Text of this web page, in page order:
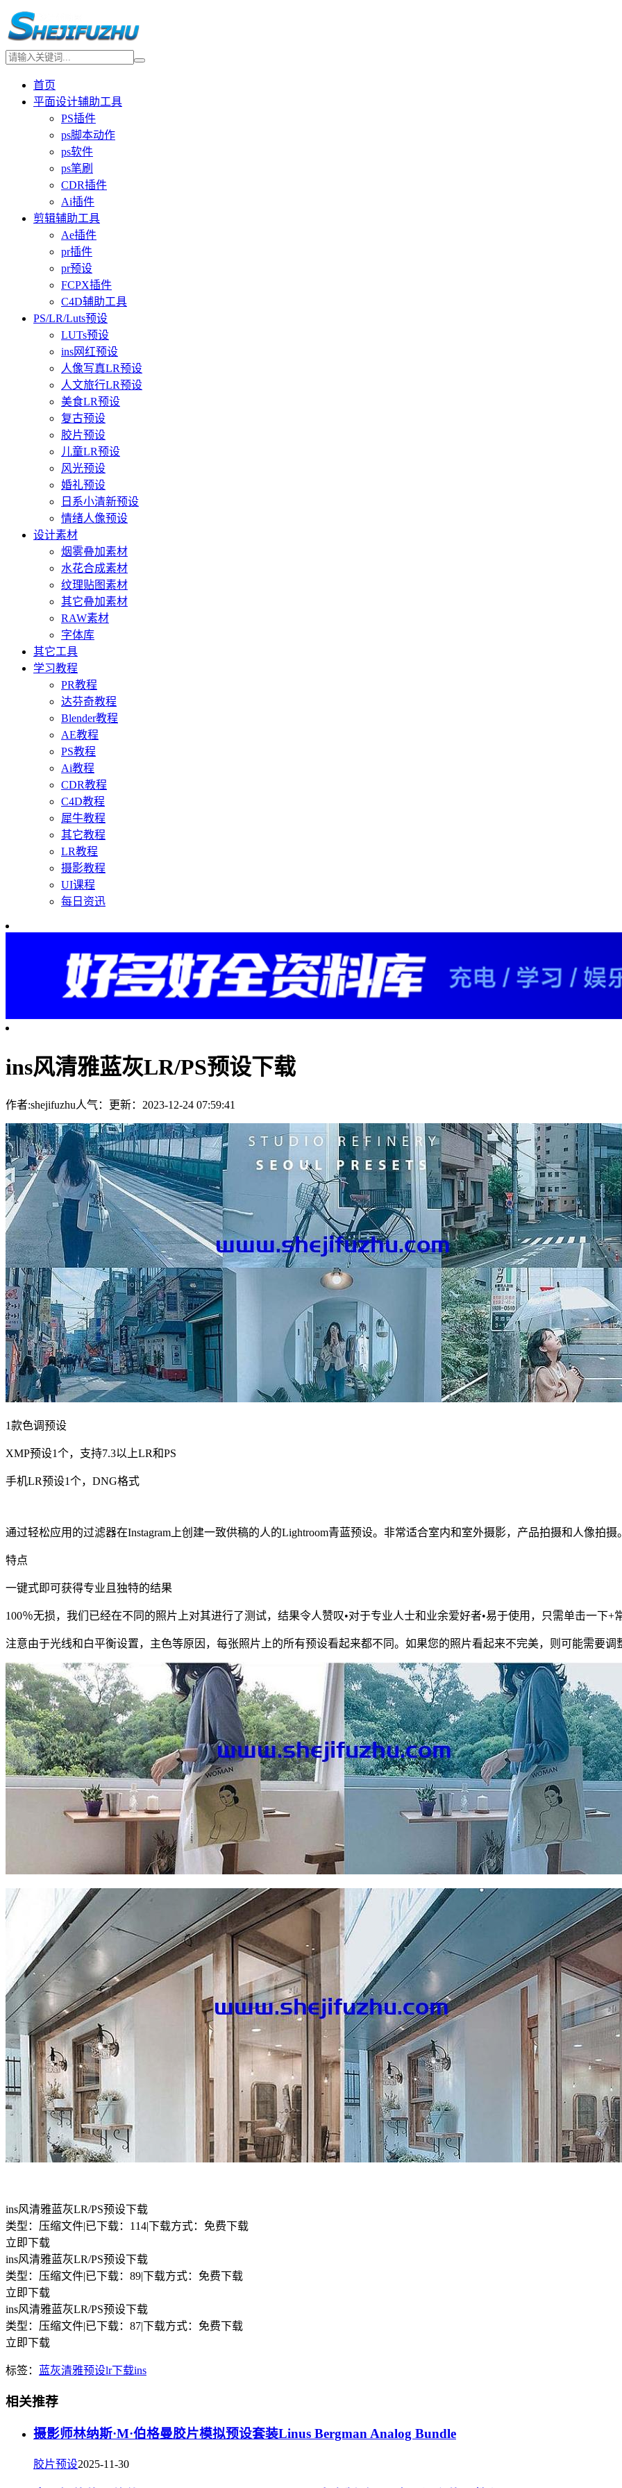
首页
平面设计辅助工具
PS插件
ps脚本动作
ps软件
ps笔刷
CDR插件
Ai插件
剪辑辅助工具
Ae插件
pr插件
pr预设
FCPX插件
C4D辅助工具
PS/LR/Luts预设
LUTs预设
ins网红预设
人像写真LR预设
人文旅行LR预设
美食LR预设
复古预设
胶片预设
儿童LR预设
风光预设
婚礼预设
日系小清新预设
情绪人像预设
设计素材
烟雾叠加素材
水花合成素材
纹理贴图素材
其它叠加素材
RAW素材
字体库
其它工具
学习教程
PR教程
达芬奇教程
Blender教程
AE教程
PS教程
Ai教程
CDR教程
C4D教程
犀牛教程
其它教程
LR教程
摄影教程
UI课程
每日资迅
ins风清雅蓝灰LR/PS预设下载
作者:shejifuzhu人气： 更新：2023-12-24 07:59:41
1款色调预设
XMP预设1个，支持7.3以上LR和PS
手机LR预设1个，DNG格式
通过轻松应用的过滤器在Instagram上创建一致供稿的人的Lightroom青蓝预设。非常适合室内和室外摄影，产品拍摄和人像拍摄
特点
一键式即可获得专业且独特的结果
100％无损，我们已经在不同的照片上对其进行了测试，结果令人赞叹•对于专业人士和业余爱好者•易于使用，只需单击一下
注意由于光线和白平衡设置，主色等原因，每张照片上的所有预设看起来都不同。如果您的照片看起来不完美，则可能需要调
ins风清雅蓝灰LR/PS预设下载
类型：压缩文件|已下载：114|下载方式：免费下载
立即下载
ins风清雅蓝灰LR/PS预设下载
类型：压缩文件|已下载：89|下载方式：免费下载
立即下载
ins风清雅蓝灰LR/PS预设下载
类型：压缩文件|已下载：87|下载方式：免费下载
立即下载
标签： 蓝灰清雅预设lr下载ins
相关推荐
摄影师林纳斯·M·伯格曼胶片模拟预设套装Linus Bergman Analog Bundle
胶片预设2025-11-30